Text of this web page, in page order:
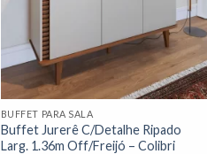
BUFFET PARA SALA
Buffet Jurerê C/Detalhe Ripado
Larg. 1.36m Off/Freijó – Colibri